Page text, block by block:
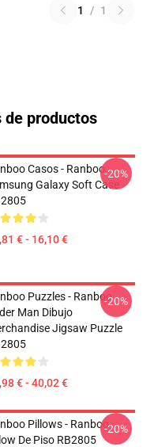
1 / 1
de productos
Casos - Ranboo
Galaxy Soft Case
€ - 16,10 €
-20%
Puzzles - Ranboo
Man Dibujo
Jigsaw Puzzle
€ - 40,02 €
-20%
Pillows - Ranboo
De Piso RB2805
-20%